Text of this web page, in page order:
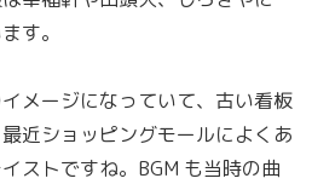
す。
メージになっていて、古い看板
近ショッピングモールによくあ
ストですね。BGM も当時の曲